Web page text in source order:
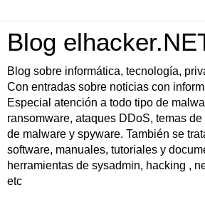
Blog
Blog sobre informática, tecnología,
Con entradas sobre noticias con
Especial atención a todo tipo de
ransomware, ataques DDoS, temas
de malware y spyware. También se
software, manuales, tutoriales y
herramientas de sysadmin, hacking ,
etc